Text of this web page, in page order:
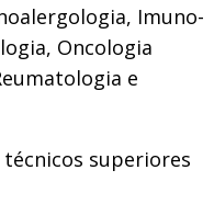
Imuno-
Oncologia
e
superiores